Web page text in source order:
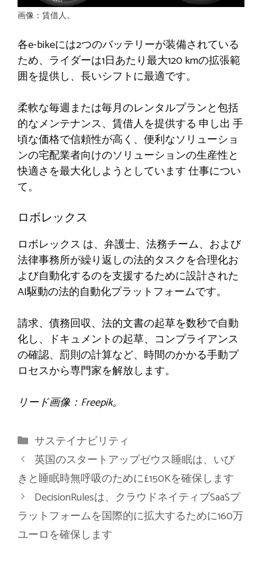
画像：賃借人。
各e-bikeには2つのバッテリーが装備されている
ため、ライダーは1日あたり最大120 kmの拡張範
囲を提供し、長いシフトに最適です。
柔軟な毎週または毎月のレンタルプランと包括
的なメンテナンス、賃借人を提供する 申し出 手
頃な価格で信頼性が高く、便利なソリューショ
ンの宅配業者向けのソリューションの生産性と
快適さを最大化しようとしています仕事につい
て。
ロボレックス
ロボレックス は、弁護士、法務チーム、および
法律事務所が繰り返しの法的タスクを合理化お
よび自動化するのを支援するために設計された
AI駆動の法的自動化プラットフォームです。
請求、債務回収、法的文書の起草を数秒で自動
化し、ドキュメントの起草、コンプライアンス
の確認、罰則の計算など、時間のかかる手動プ
ロセスから専門家を解放します。
リード画像：Freepik。
カ
テ
ゴ
リ
ー
サステイナビリティ
英国のスタートアップゼウス睡眠は、いび
きと睡眠時無呼吸のために£150Kを確保します
DecisionRulesは、クラウドネイティブSaaSプ
ラットフォームを国際的に拡大するために160万
ユーロを確保します